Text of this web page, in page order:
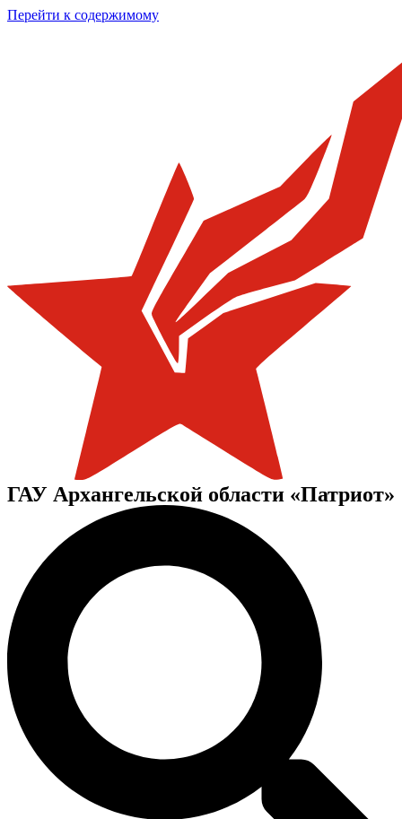
Перейти к содержимому
ГАУ Архангельской области «Патриот»